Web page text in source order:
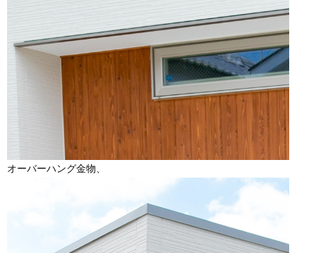
オーバーハング金物、